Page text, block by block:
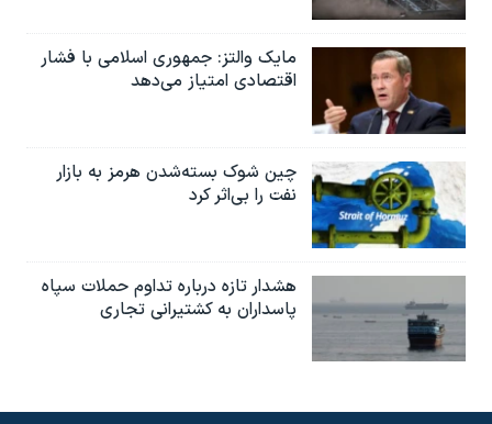
مایک والتز: جمهوری اسلامی با فشار
اقتصادی امتیاز می‌دهد
چین شوک بسته‌شدن هرمز به بازار
نفت را بی‌اثر کرد
هشدار تازه درباره تداوم حملات سپاه
پاسداران به کشتیرانی تجاری